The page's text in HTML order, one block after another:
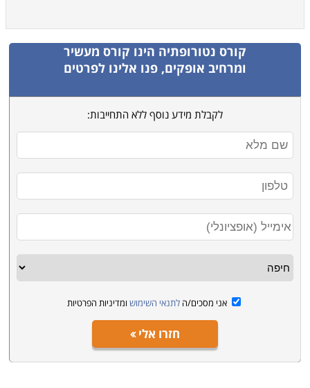
קורס נטורופתיה הינו קורס מעשיר
ומרחיב אופקים, פנו אלינו לפרטים
לקבלת מידע נוסף ללא התחייבות:
אני מסכים/ה לתנאי השימוש ומדיניות הפרטיות
חזרו אלי